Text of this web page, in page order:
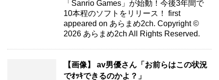
「Sanrio Games」が始動！今後3年間で
10本程のソフトをリリース！ first
appeared on あらまめ2ch. Copyright ©
2026 あらまめ2ch All Rights Reserved.
【画像】 av男優さん「お前らはこの状況
でｵｯｷできるのかよ？」